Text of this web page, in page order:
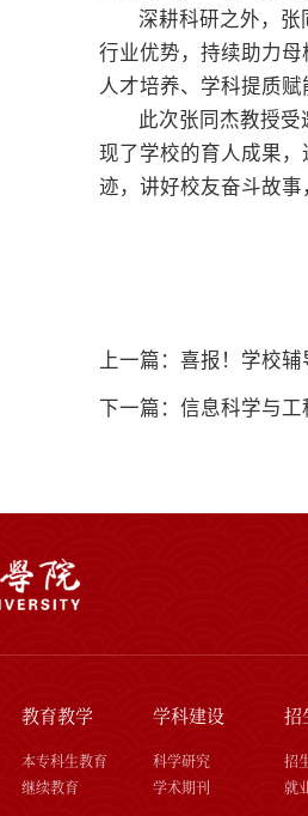
深耕科研之外，张
行业优势，持续助力
人才培养、学科提质赋
此次张同杰教授
现了学校的育人成果
迹，讲好校友奋斗故
上一篇：喜报！学校
下一篇：信息科学与
教育教学
本专科生教育
继续教育
学科建设
科学研究
学术期刊
招
招
就